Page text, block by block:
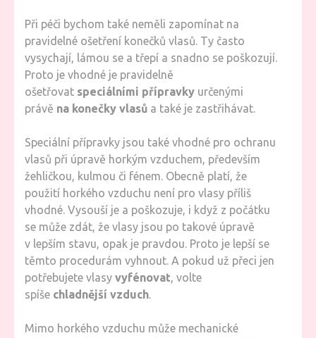
Při péči bychom také neměli zapomínat na
pravidelné ošetření konečků vlasů. Ty často
vysychají, lámou se a třepí a snadno se poškozují.
Proto je vhodné je pravidelně
ošetřovat speciálními přípravky určenými
právě na konečky vlasů a také je zastřihávat.
Speciální přípravky jsou také vhodné pro ochranu
vlasů při úpravě horkým vzduchem, především
žehličkou, kulmou či fénem. Obecně platí, že
použití horkého vzduchu není pro vlasy příliš
vhodné. Vysouší je a poškozuje, i když z počátku
se může zdát, že vlasy jsou po takové úpravě
v lepším stavu, opak je pravdou. Proto je lepší se
těmto procedurám vyhnout. A pokud už přeci jen
potřebujete vlasy vyfénovat, volte
spíše chladnější vzduch.
Mimo horkého vzduchu může mechanické